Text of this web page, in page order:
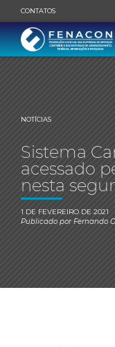
CONTATOS
NOTÍCIAS
Sistema
acessado
nesta
1 DE FEVEREIRO DE 2021
Publicado porFernando